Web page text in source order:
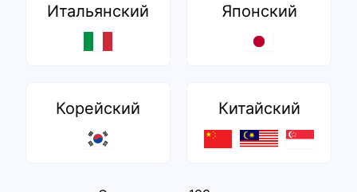
Итальянский Японский
Корейский Китайский